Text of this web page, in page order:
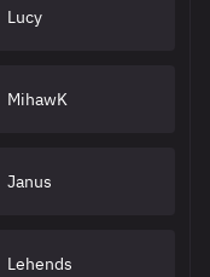
Lucy
MihawK
Janus
Lehends